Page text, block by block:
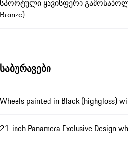
სპორტული ყავისფერი
Bronze)
საბურავები
Wheels painted in Black (highgloss)
21-inch Panamera Exclusive Design